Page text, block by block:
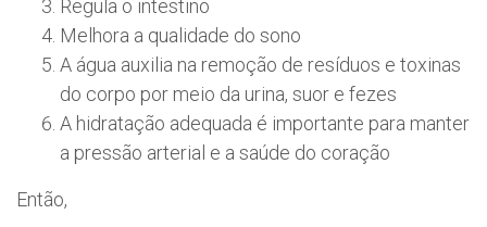
Regula o intestino
Melhora a qualidade do sono
A água auxilia na remoção de resíduos e toxinas
do corpo por meio da urina, suor e fezes
A hidratação adequada é importante para manter
a pressão arterial e a saúde do coração
Então,